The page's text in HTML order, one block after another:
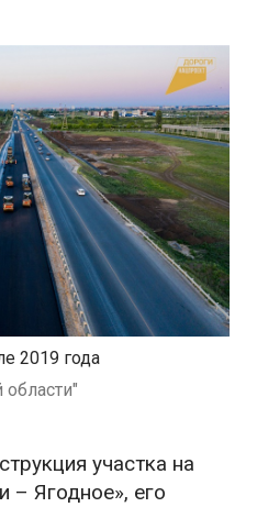
2019 года
участка на
– Ягодное», его